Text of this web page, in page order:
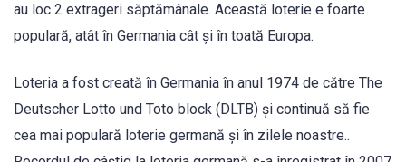
au loc 2 extrageri săptămânale. Această loterie e foarte
populară, atât în Germania cât și în toată Europa.
Loteria a fost creată în Germania în anul 1974 de către The
Deutscher Lotto und Toto block (DLTB) și continuă să fie
cea mai populară loterie germană și în zilele noastre..